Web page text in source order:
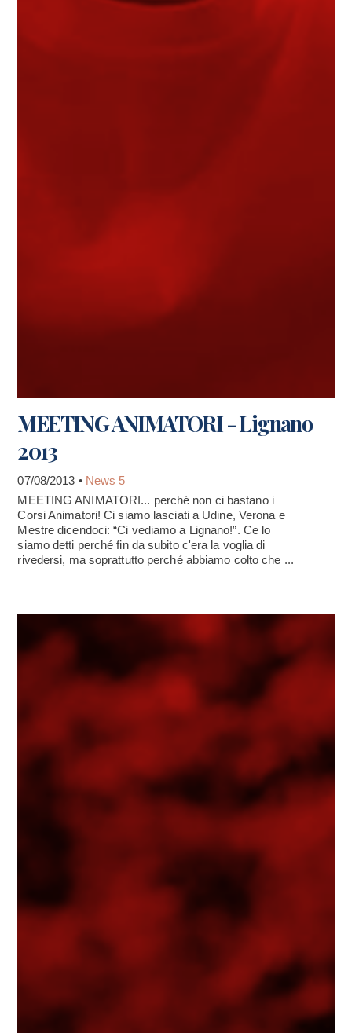
MEETING ANIMATORI - Lignano
2013
07/08/2013 • News 5
MEETING ANIMATORI... perché non ci bastano i
Corsi Animatori! Ci siamo lasciati a Udine, Verona e
Mestre dicendoci: “Ci vediamo a Lignano!”. Ce lo
siamo detti perché fin da subito c'era la voglia di
rivedersi, ma soprattutto perché abbiamo colto che ...